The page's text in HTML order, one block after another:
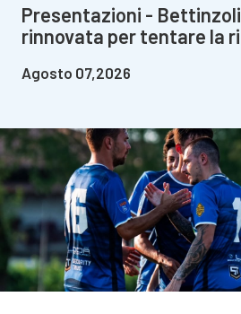
Presentazioni -
rinnovata per tentare la
Agosto 07,2026